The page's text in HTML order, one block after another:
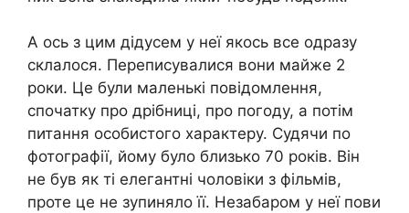
А ось з цим дідусем у неї якось все одразу
склалося. Переписувалися вони майже 2
роки. Це були маленькі повідомлення,
спочатку про дрібниці, про погоду, а потім
питання особистого характеру. Судячи по
фотографії, йому було близько 70 років. Він
не був як ті елегантні чоловіки з фільмів,
проте це не зупиняло її. Незабаром у неї пови